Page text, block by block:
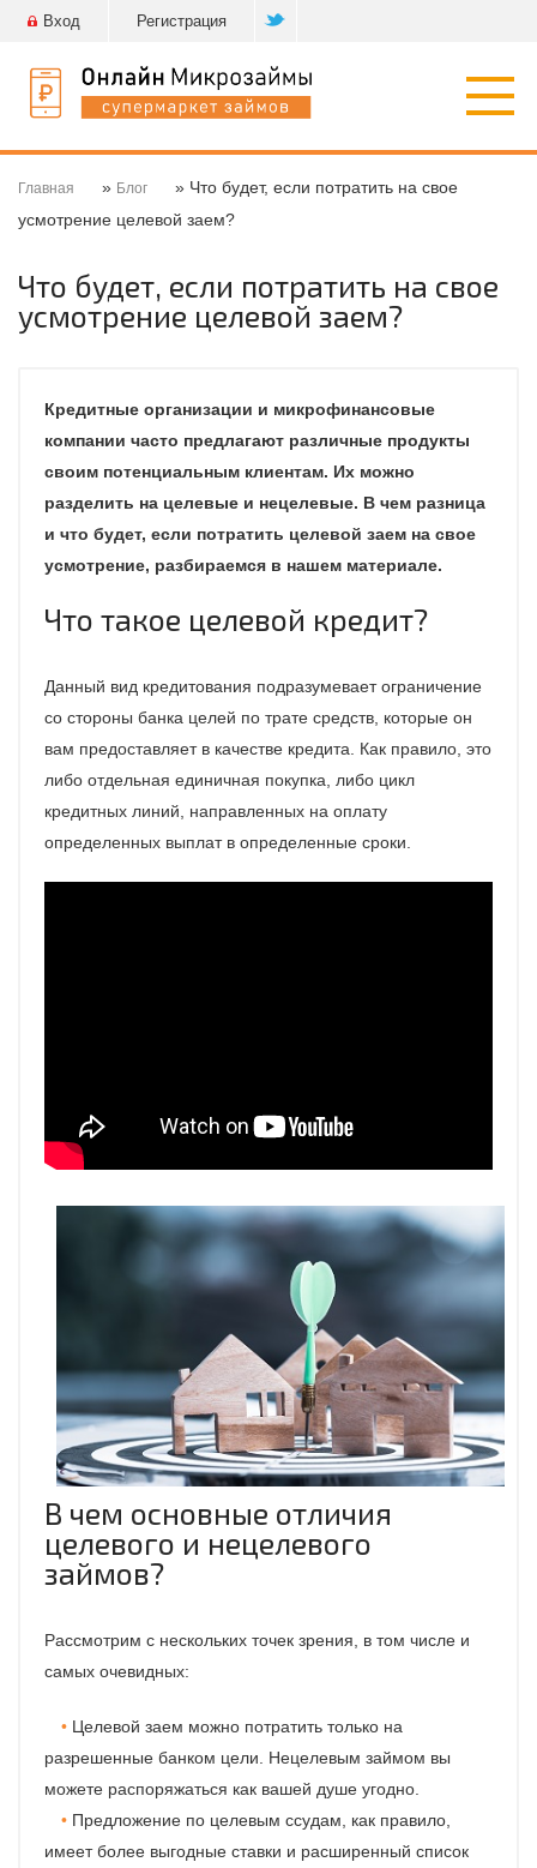
Вход Регистрация
Главная » Блог
» Что будет, если потратить на свое
усмотрение целевой заем?
Что будет, если потратить на свое
усмотрение целевой заем?
Кредитные организации и микрофинансовые
компании часто предлагают различные продукты
своим потенциальным клиентам. Их можно
разделить на целевые и нецелевые. В чем разница
и что будет, если потратить целевой заем на свое
усмотрение, разбираемся в нашем материале.
Что такое целевой кредит?
Данный вид кредитования подразумевает ограничение
со стороны банка целей по трате средств, которые он
вам предоставляет в качестве кредита. Как правило, это
либо отдельная единичная покупка, либо цикл
кредитных линий, направленных на оплату
определенных выплат в определенные сроки.
В чем основные отличия
целевого и нецелевого
займов?
Рассмотрим с нескольких точек зрения, в том числе и
самых очевидных:
Целевой заем можно потратить только на
разрешенные банком цели. Нецелевым займом вы
можете распоряжаться как вашей душе угодно.
Предложение по целевым ссудам, как правило,
имеет более выгодные ставки и расширенный список